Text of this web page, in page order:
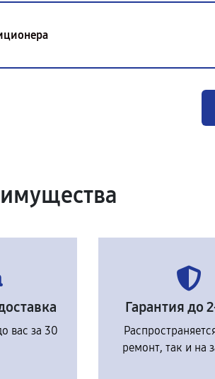
вас за 30
Гарантия до
ремонт, так и на